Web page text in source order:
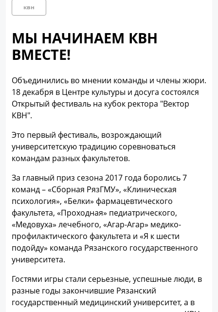
квн
МЫ НАЧИНАЕМ КВН
ВМЕСТЕ!
Объединились во мнении команды и члены жюри.
18 декабря в Центре культуры и досуга состоялся
Открытый фестиваль на кубок ректора "Вектор
КВН".
Это первый фестиваль, возрождающий
университетскую традицию соревноваться
командам разных факультетов.
За главный приз сезона 2017 года боролись 7
команд – «Сборная РязГМУ», «Клиническая
психология», «Белки» фармацевтического
факультета, «Проходная» педиатрического,
«Медовуха» лечебного, «Агар-Агар» медико-
профилактического факультета и «Я к шести
подойду» команда Рязанского государственного
университета.
Гостями игры стали серьезные, успешные люди, в
разные годы закончившие Рязанский
государственный медицинский университет, а в